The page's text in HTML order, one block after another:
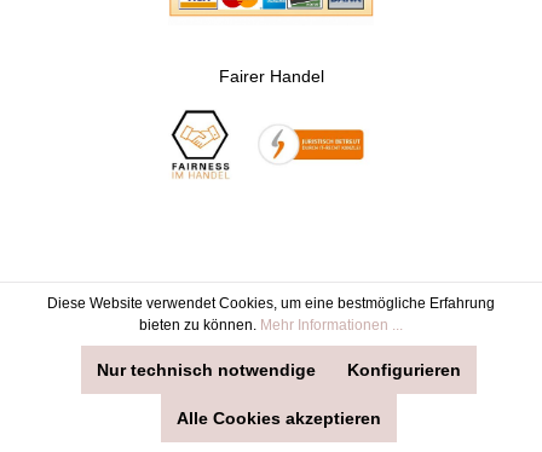
Fairer Handel
* Alle Preise inkl. gesetzl. Mehrwertsteuer zzgl. Versandkosten und ggf.
© 2024 Mollwein-Shop.de
Diese Website verwendet Cookies, um eine bestmögliche Erfahrung
bieten zu können. Mehr Informationen ...
Nur technisch notwendige Konfigurieren
Alle Cookies akzeptieren